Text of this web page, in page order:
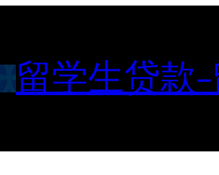
留学生贷款